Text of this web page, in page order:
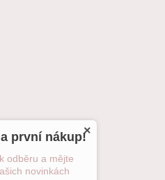
×
první nákup!
odběru a mějte
novinkách